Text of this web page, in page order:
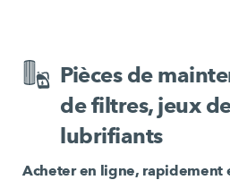
Pièces de
de filtres, jeux
lubrifiants
Acheter en ligne, rapidement